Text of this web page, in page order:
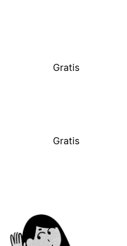
Gratis
Gratis